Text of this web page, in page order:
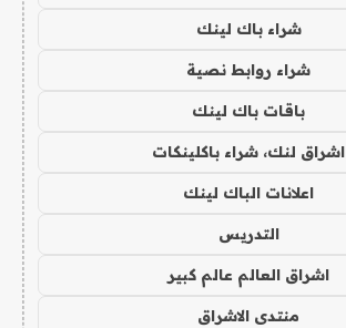
شراء باك لينك
شراء روابط نصية
باقات باك لينك
اشراق لنك، شراء باكلينكات
اعلانات الباك لينك
التدريس
اشراق العالم عالم كبير
منتدى الاشراق